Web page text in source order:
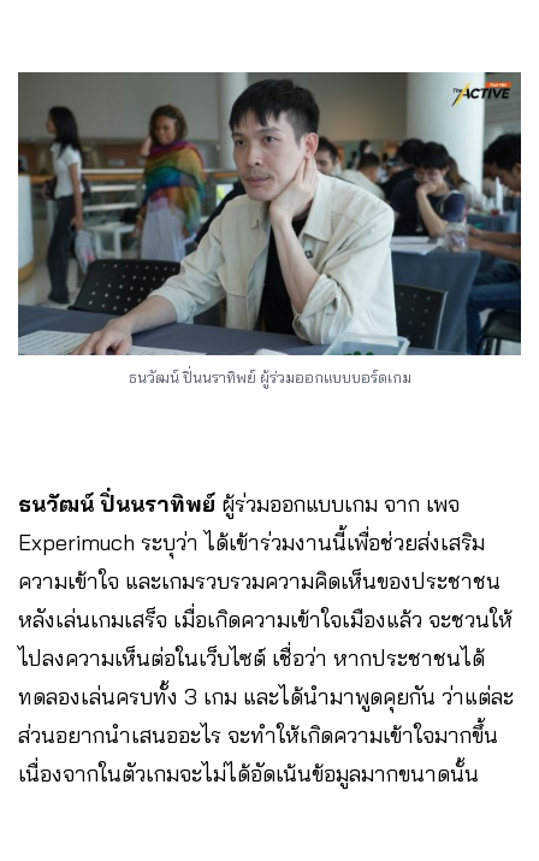
ธนวัฒน์ ปิ่นนราทิพย์ ผู้ร่วมออกแบบบอร์ดเกม
ธนวัฒน์ ปิ่นนราทิพย์ ผู้ร่วมออกแบบเกม จาก เพจ
Experimuch ระบุว่า ได้เข้าร่วมงานนี้เพื่อช่วยส่งเสริม
ความเข้าใจ และเกมรวบรวมความคิดเห็นของประชาชน
หลังเล่นเกมเสร็จ เมื่อเกิดความเข้าใจเมืองแล้ว จะชวนให้
ไปลงความเห็นต่อในเว็บไซต์ เชื่อว่า หากประชาชนได้
ทดลองเล่นครบทั้ง 3 เกม และได้นำมาพูดคุยกัน ว่าแต่ละ
ส่วนอยากนำเสนออะไร จะทำให้เกิดความเข้าใจมากขึ้น
เนื่องจากในตัวเกมจะไม่ได้อัดเน้นข้อมูลมากขนาดนั้น